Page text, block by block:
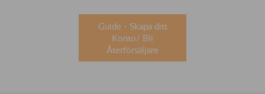
Guide - Skapa ditt
Konto/ Bli
Återförsäljare